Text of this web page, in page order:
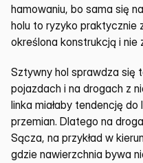
hamowaniu, bo sama się
holu to ryzyko praktycznie
określona konstrukcją i nie
Sztywny hol sprawdza się
pojazdach i na drogach z
linka miałaby tendencję
przemian. Dlatego na
Sącza, na przykład w
gdzie nawierzchnia bywa